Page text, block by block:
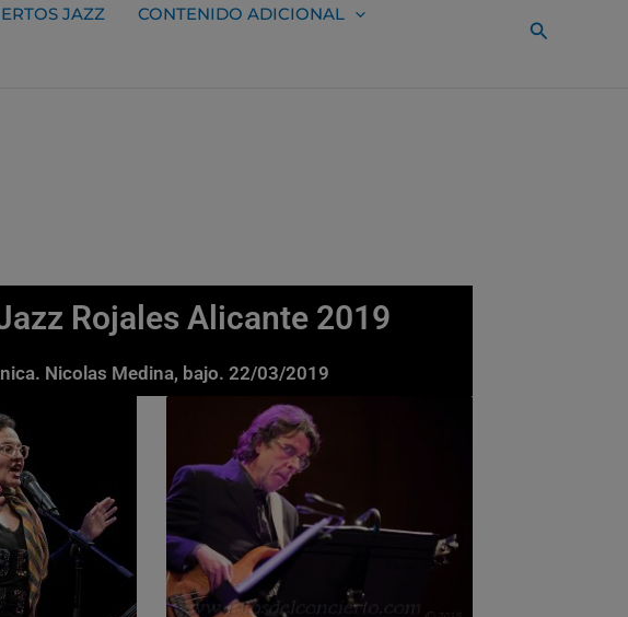
JAZZ
CONTENIDO ADICIONAL
Buscar
Rojales Alicante 2019
Nicolas Medina, bajo. 22/03/2019